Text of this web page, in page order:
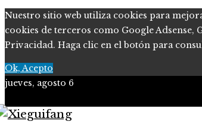
Nuestro sitio web utiliza cookies para
cookies de terceros como Google Adsense,
Privacidad. Haga clic en el botón para
Ok, Acepto
jueves, agosto 6
Ciencia y tecnología